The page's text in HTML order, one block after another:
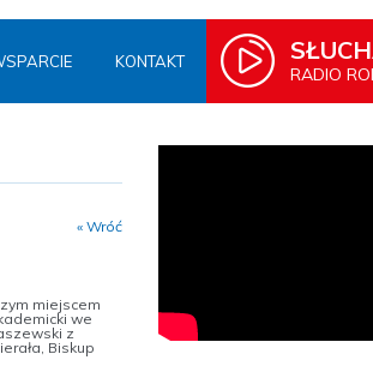
RADIO
KONTAKT
« Wróć
miejscem
we
z
Biskup